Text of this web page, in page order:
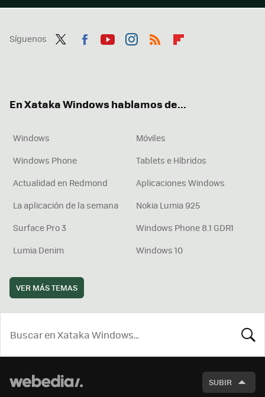
Síguenos
En Xataka Windows hablamos de...
Windows
Móviles
Windows Phone
Tablets e Híbridos
Actualidad en Redmond
Aplicaciones Windows
La aplicación de la semana
Nokia Lumia 925
Surface Pro 3
Windows Phone 8.1 GDR1
Lumia Denim
Windows 10
VER MÁS TEMAS
SUBIR